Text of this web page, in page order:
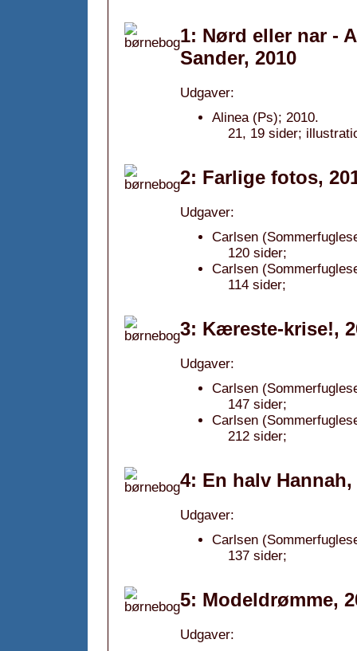
1: Nørd eller nar -
Sander, 2010
Udgaver:
Alinea (Ps); 2010.
21, 19 sider;
2: Farlige fotos,
Udgaver:
Carlsen
120 sider;
Carlsen
114 sider;
3: Kæreste-krise!,
Udgaver:
Carlsen
147 sider;
Carlsen
212 sider;
4: En halv Hannah,
Udgaver:
Carlsen
137 sider;
5: Modeldrømme,
Udgaver: